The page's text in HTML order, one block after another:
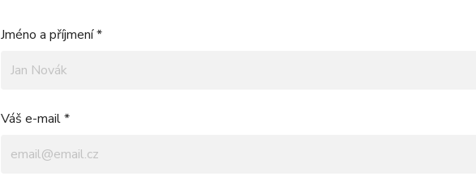
Jméno a příjmení *
Váš e-mail *